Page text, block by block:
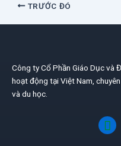
TRƯỚC ĐÓ
Công ty Cổ Phần Giáo Dục và
hoạt động tại Việt Nam,
và du học.